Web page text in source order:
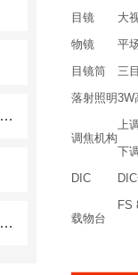
使用二次元测量仪时它的用途是什么？可以测量那些对象？
二次元影像测量仪：技术原理与高精度测量
目镜
大
物镜
平
目镜筒
三
落射照明3W
调焦机构
上
下
DIC
载物台
FS